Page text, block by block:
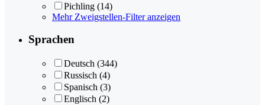
Pichling (14)
Mehr Zweigstellen-Filter anzeigen
Sprachen
Deutsch (344)
Russisch (4)
Spanisch (3)
Englisch (2)